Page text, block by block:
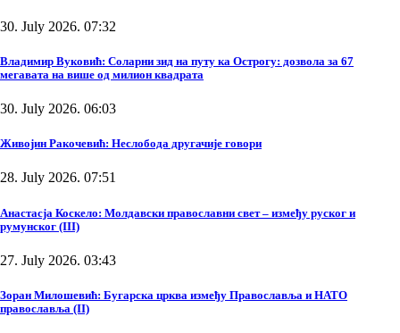
30. July 2026. 07:32
Владимир Вуковић: Соларни зид на путу ка Острогу: дозвола за 67
мегавата на више од милион квадрата
30. July 2026. 06:03
Живојин Ракочевић: Неслобода другачије говори
28. July 2026. 07:51
Анастасја Коскело: Молдавски православни свет – између руског и
румунског (III)
27. July 2026. 03:43
Зоран Милошевић: Бугарска црква између Православља и НАТО
православља (II)